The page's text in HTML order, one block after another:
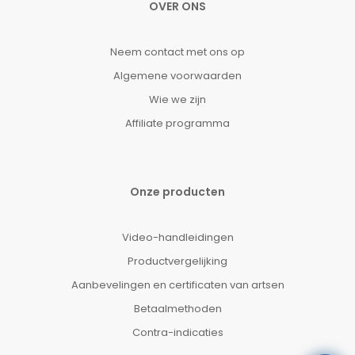
OVER ONS
Neem contact met ons op
Algemene voorwaarden
Wie we zijn
Affiliate programma
Onze producten
Video-handleidingen
Productvergelijking
Aanbevelingen en certificaten van artsen
Betaalmethoden
Contra-indicaties